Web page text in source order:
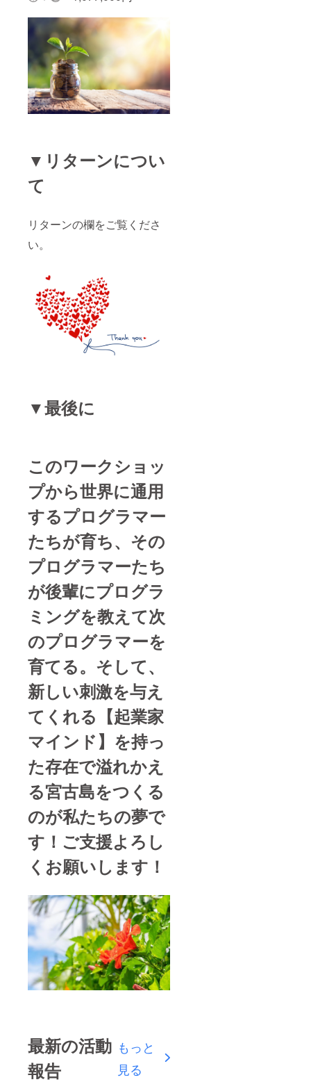
▼リターンについ
て
リターンの欄をご覧くださ
い。
▼最後に
このワークショッ
プから世界に通用
するプログラマー
たちが育ち、その
プログラマーたち
が後輩にプログラ
ミングを教えて次
のプログラマーを
育てる。そして、
新しい刺激を与え
てくれる【起業家
マインド】を持っ
た存在で溢れかえ
る宮古島をつくる
のが私たちの夢で
す！ご支援よろし
くお願いします！
最新の活動
報告
もっと
見る